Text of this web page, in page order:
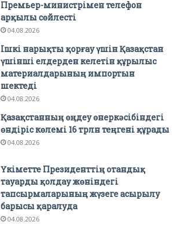
Премьер-министрімен телефон
арқылы сөйлесті
04.08.2026
Ішкі нарықты қорғау үшін Қазақстан
үшінші елдерден келетін құрылыс
материалдарының импортын
шектеді
04.08.2026
Қазақстанның өңдеу өнеркәсібіндегі
өндіріс көлемі 16 трлн теңгені құрады
04.08.2026
Үкіметте Президенттің отандық
тауарды қолдау жөніндегі
тапсырмаларының жүзеге асырылу
барысы қаралуда
04.08.2026